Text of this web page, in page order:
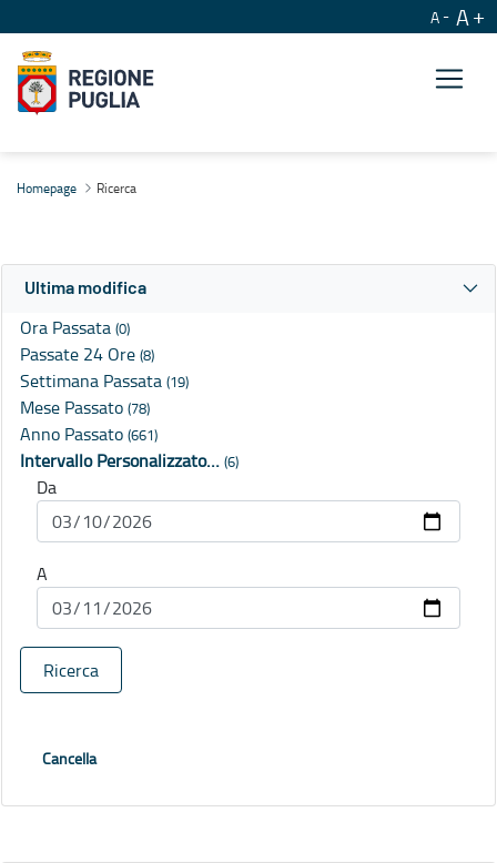
A A
Homepage Ricerca
Ultima modifica
Ora Passata (0)
Passate 24 Ore (8)
Settimana Passata (19)
Mese Passato (78)
Anno Passato (661)
Intervallo Personalizzato… (6)
Da
A
Ricerca
Cancella